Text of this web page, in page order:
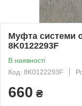
Муфта системи
8K0122293F
В наявності
Код: 8K0122293F
660 ₴